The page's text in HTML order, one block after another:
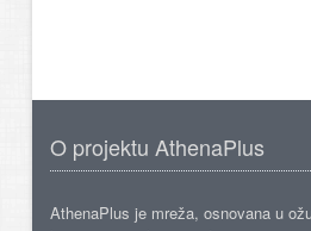
O projektu AthenaPlus
AthenaPlus je mreža, osnovana u